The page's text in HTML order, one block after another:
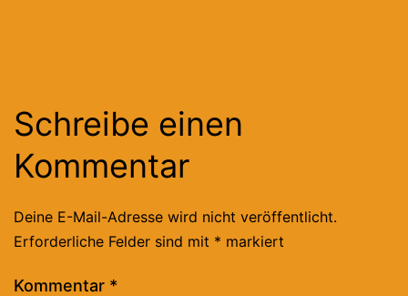
Schreibe einen
Kommentar
Deine E-Mail-Adresse wird nicht veröffentlicht.
Erforderliche Felder sind mit * markiert
Kommentar *